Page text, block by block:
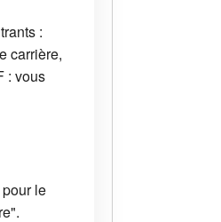
:
carrière,
: vous
le